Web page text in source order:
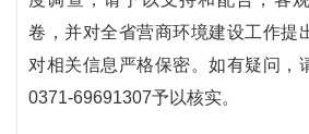
卷，并对全省营商环境建设工作提
对相关信息严格保密。如有疑问，
0371-69691307予以核实。